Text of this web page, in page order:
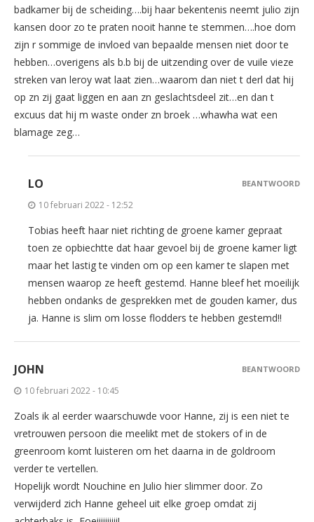
badkamer bij de scheiding….bij haar bekentenis neemt julio zijn
kansen door zo te praten nooit hanne te stemmen….hoe dom
zijn r sommige de invloed van bepaalde mensen niet door te
hebben…overigens als b.b bij de uitzending over de vuile vieze
streken van leroy wat laat zien…waarom dan niet t derl dat hij
op zn zij gaat liggen en aan zn geslachtsdeel zit…en dan t
excuus dat hij m waste onder zn broek …whawha wat een
blamage zeg…
LO
10 februari 2022 - 12:52
Tobias heeft haar niet richting de groene kamer gepraat
toen ze opbiechtte dat haar gevoel bij de groene kamer ligt
maar het lastig te vinden om op een kamer te slapen met
mensen waarop ze heeft gestemd. Hanne bleef het moeilijk
hebben ondanks de gesprekken met de gouden kamer, dus
ja. Hanne is slim om losse flodders te hebben gestemd!!
BEANTWOORD
JOHN
10 februari 2022 - 10:45
Zoals ik al eerder waarschuwde voor Hanne, zij is een niet te
vretrouwen persoon die meelikt met de stokers of in de
greenroom komt luisteren om het daarna in de goldroom
verder te vertellen.
Hopelijk wordt Nouchine en Julio hier slimmer door. Zo
verwijderd zich Hanne geheel uit elke groep omdat zij
BEANTWOORD